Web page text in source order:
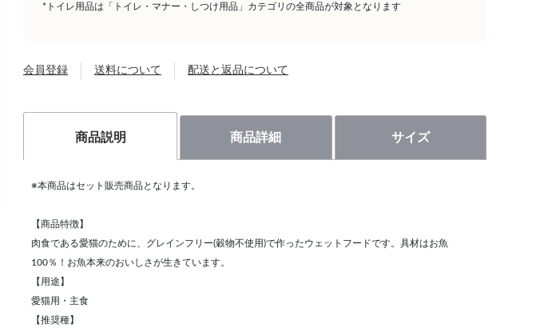
*トイレ用品は「トイレ・マナー・しつけ用品」カテゴリの全商品が対象となります
会員登録 送料について 配送と返品について
商品説明 商品詳細 サイズ
※本商品はセット販売商品となります。
【商品特徴】
肉食である愛猫のために、グレインフリー(穀物不使用)で作ったウェットフードです。具材はお魚
100％！お魚本来のおいしさが生きています。
【用途】
愛猫用・主食
【推奨種】